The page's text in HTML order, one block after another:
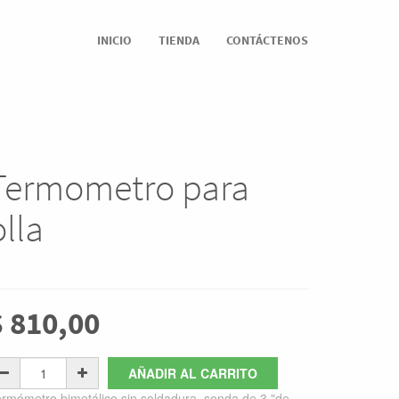
INICIO TIENDA CONTÁCTENOS
para
810,00
AÑADIR AL CARRITO